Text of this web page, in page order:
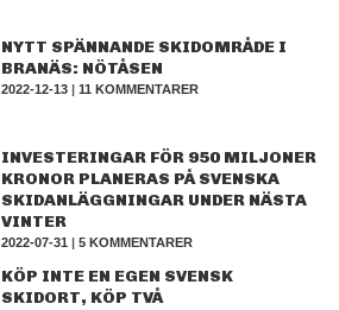
NYTT SPÄNNANDE SKIDOMRÅDE I
BRANÄS: NÖTÅSEN
2022-12-13 |11 KOMMENTARER
INVESTERINGAR FÖR 950 MILJONER
KRONOR PLANERAS PÅ SVENSKA
SKIDANLÄGGNINGAR UNDER NÄSTA
VINTER
2022-07-31 |5 KOMMENTARER
KÖP INTE EN EGEN SVENSK
SKIDORT, KÖP TVÅ